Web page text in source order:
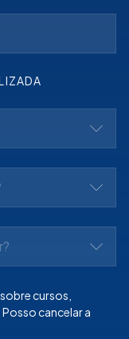
cursos,
cancelar a